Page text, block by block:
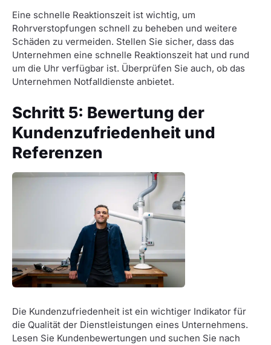
Eine schnelle Reaktionszeit ist wichtig, um
Rohrverstopfungen schnell zu beheben und weitere
Schäden zu vermeiden. Stellen Sie sicher, dass das
Unternehmen eine schnelle Reaktionszeit hat und rund
um die Uhr verfügbar ist. Überprüfen Sie auch, ob das
Unternehmen Notfalldienste anbietet.
Schritt 5: Bewertung der
Kundenzufriedenheit und
Referenzen
Die Kundenzufriedenheit ist ein wichtiger Indikator für
die Qualität der Dienstleistungen eines Unternehmens.
Lesen Sie Kundenbewertungen und suchen Sie nach